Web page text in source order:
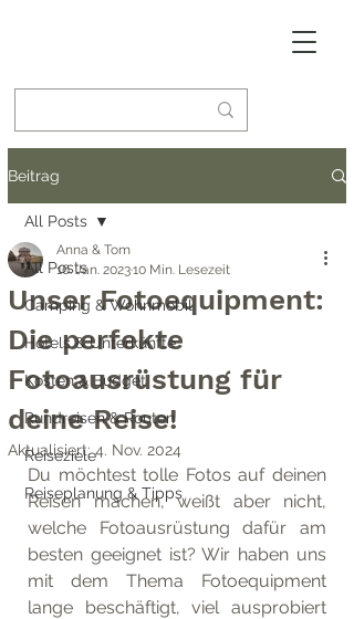
Beitrag
All Posts
Camping & Wohnmobil
Hotels & Unterkünfte
Kosten & Budget
Rundreisen & Routen
Reiseziele
Reiseplanung & Tipps
All Posts
Unser Fotoequipment:
Die perfekte
Fotoausrüstung für
deine Reise!
Anna & Tom
16. Jan. 202310 Min. Lesezeit
Aktualisiert:4. Nov. 2024
Du möchtest tolle Fotos auf deinen
Reisen machen, weißt aber nicht,
welche Fotoausrüstung dafür am
besten geeignet ist? Wir haben uns
mit dem Thema Fotoequipment
lange beschäftigt, viel ausprobiert